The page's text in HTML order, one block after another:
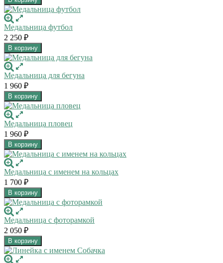
Медальница футбол
2 250 ₽
В корзину
Медальница для бегуна
1 960 ₽
В корзину
Медальница пловец
1 960 ₽
В корзину
Медальница с именем на кольцах
1 700 ₽
В корзину
Медальница с фоторамкой
2 050 ₽
В корзину